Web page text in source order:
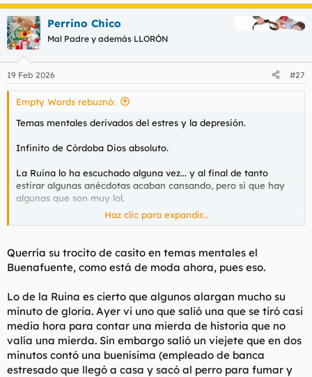
a
c
c
i
e
s
Perrino Chico
Mal Padre y además LLORÓN
19 Feb 2026 #27
Empty Words rebuznó:
Temas mentales derivados del estres y la depresión.
Infinito de Córdoba Dios absoluto.
La Ruina lo ha escuchado alguna vez... y al final de tanto
estirar algunas anécdotas acaban cansando, pero si que hay
algunas que son muy lol.
En cambio, Nadie Sabe Nada, que me estoy tragando todos los
Haz clic para expandir...
Querría su trocito de casito en temas mentales el
Buenafuente, como está de moda ahora, pues eso.
Lo de la Ruina es cierto que algunos alargan mucho su
minuto de gloria. Ayer vi uno que salió una que se tiró casi
media hora para contar una mierda de historia que no
valía una mierda. Sin embargo salió un viejete que en dos
minutos contó una buenísima (empleado de banca
estresado que llegó a casa y sacó al perro para fumar y